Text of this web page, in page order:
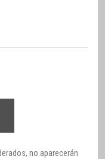
no aparecerán